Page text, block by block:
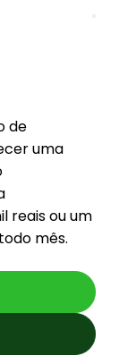
de
uma
reais ou um
mês.